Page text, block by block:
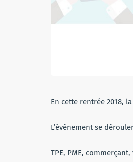
En cette rentrée 2018,
L’événement se
TPE, PME,